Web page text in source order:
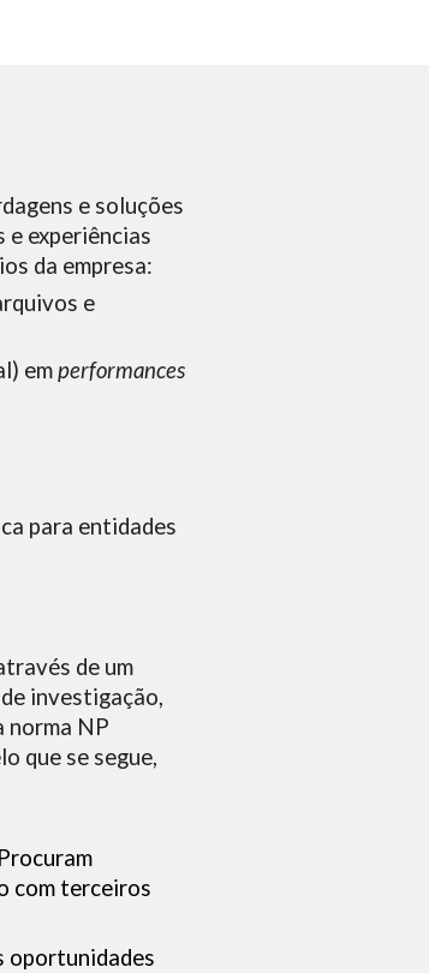
e soluções
e experiências
da empresa:
e
emperformances
para entidades
de um
investigação,
norma NP
que se segue,
com terceiros
oportunidades